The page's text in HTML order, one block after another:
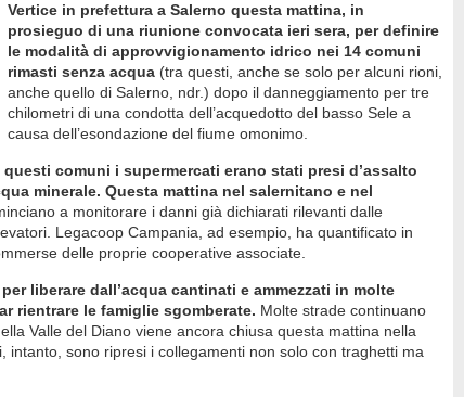
Vertice in prefettura a Salerno questa mattina, in
prosieguo di una riunione convocata ieri sera, per definire
le modalità di approvvigionamento idrico nei 14 comuni
rimasti senza acqua (tra questi, anche se solo per alcuni rioni,
anche quello di Salerno, ndr.) dopo il danneggiamento per tre
chilometri di una condotta dell’acquedotto del basso Sele a
causa dell’esondazione del fiume omonimo.
comuni i supermercati erano stati presi d’assalto
minerale. Questa mattina nel salernitano e nel
a monitorare i danni già dichiarati rilevanti dalle
Legacoop Campania, ad esempio, ha quantificato in
delle proprie cooperative associate.
liberare dall’acqua cantinati e ammezzati in molte
rientrare le famiglie sgomberate. Molte strade continuano
Valle del Diano viene ancora chiusa questa mattina nella
intanto, sono ripresi i collegamenti non solo con traghetti ma